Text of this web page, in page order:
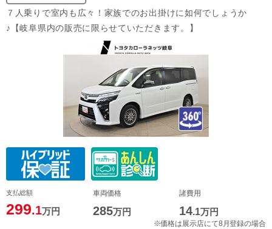
７人乗りで室内も広々！家族でのお出掛けに如何でしょうか
♪【岐阜県内の販売に限らせていただきます。】
支払総額
299.1万円
車両価格
285万円
諸費用
14.1万円
※価格は展示店にて8月登録の場合